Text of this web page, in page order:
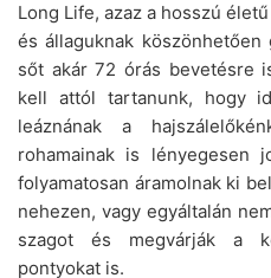
Long Life, azaz a hosszú
és állaguknak köszönhetően
sőt akár 72 órás bevetésre
kell attól tartanunk, hogy
leáznának a
rohamainak is
folyamatosan áramolnak ki
nehezen, vagy egyáltalán
szagot és megvárják a
pontyokat is.